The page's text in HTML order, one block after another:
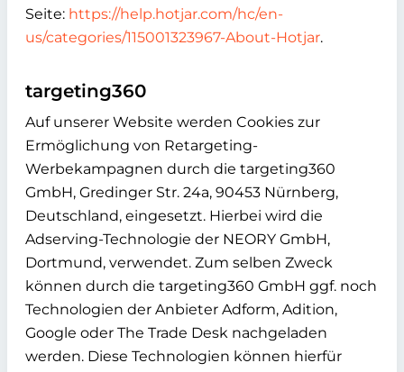
Seite: https://help.hotjar.com/hc/en-
us/categories/115001323967-About-Hotjar.
targeting360
Auf unserer Website werden Cookies zur
Ermöglichung von Retargeting-
Werbekampagnen durch die targeting360
GmbH, Gredinger Str. 24a, 90453 Nürnberg,
Deutschland, eingesetzt. Hierbei wird die
Adserving-Technologie der NEORY GmbH,
Dortmund, verwendet. Zum selben Zweck
können durch die targeting360 GmbH ggf. noch
Technologien der Anbieter Adform, Adition,
Google oder The Trade Desk nachgeladen
werden. Diese Technologien können hierfür